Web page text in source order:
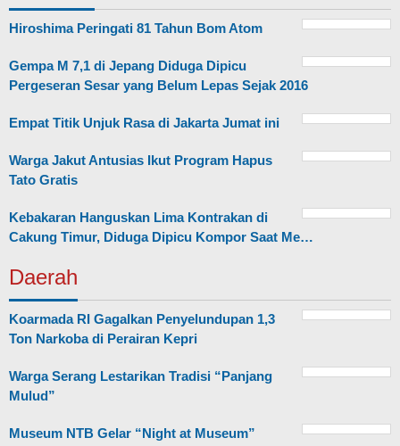
Hiroshima Peringati 81 Tahun Bom Atom
Gempa M 7,1 di Jepang Diduga Dipicu
Pergeseran Sesar yang Belum Lepas Sejak 2016
Empat Titik Unjuk Rasa di Jakarta Jumat ini
Warga Jakut Antusias Ikut Program Hapus
Tato Gratis
Kebakaran Hanguskan Lima Kontrakan di
Cakung Timur, Diduga Dipicu Kompor Saat Me…
Daerah
Koarmada RI Gagalkan Penyelundupan 1,3
Ton Narkoba di Perairan Kepri
Warga Serang Lestarikan Tradisi “Panjang
Mulud”
Museum NTB Gelar “Night at Museum”